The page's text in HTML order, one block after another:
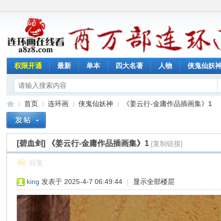
权限开通 最新 单本 四大名著 人物 侠鬼仙妖
»
首页
›
连环画
›
侠鬼仙妖神
›
《姜云行-金庸作品插画集》1
[碧血剑] 《姜云行-金庸作品插画集》1 [复制链接]
回复
king 发表于 2025-4-7 06:49:44 | 显示全部楼层